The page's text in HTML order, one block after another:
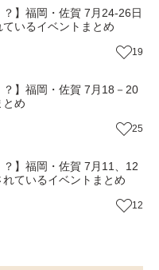
？】福岡・佐賀 7月24-26日
いるイベントまとめ
19
？】福岡・佐賀 7月18－20
とめ
25
？】福岡・佐賀 7月11、12
れているイベントまとめ
12